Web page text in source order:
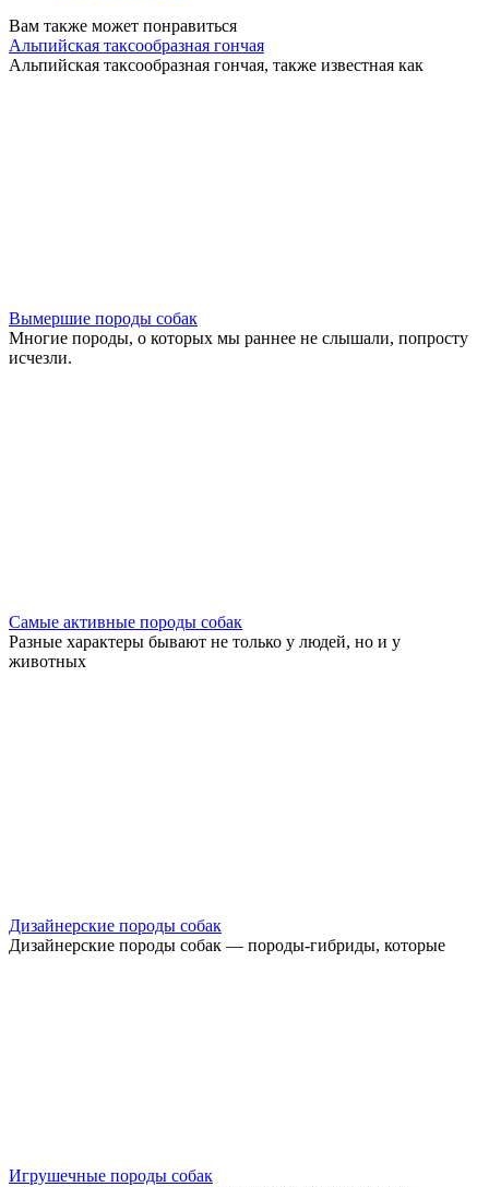
Вам также может понравиться
Альпийская таксообразная гончая
Альпийская таксообразная гончая, также известная как
Вымершие породы собак
Многие породы, о которых мы раннее не слышали, попросту
исчезли.
Самые активные породы собак
Разные характеры бывают не только у людей, но и у
животных
Дизайнерские породы собак
Дизайнерские породы собак — породы-гибриды, которые
Игрушечные породы собак